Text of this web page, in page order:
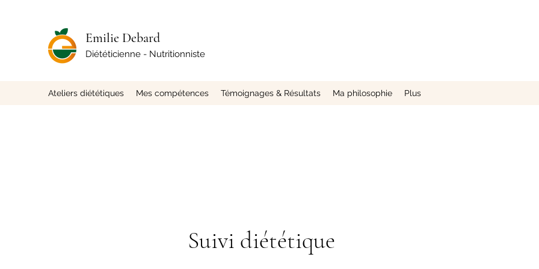
Emilie Debard
Diététicienne - Nutritionniste
Ateliers diététiques Mes compétences Témoignages & Résultats Ma philosophie Plus
Suivi diététique